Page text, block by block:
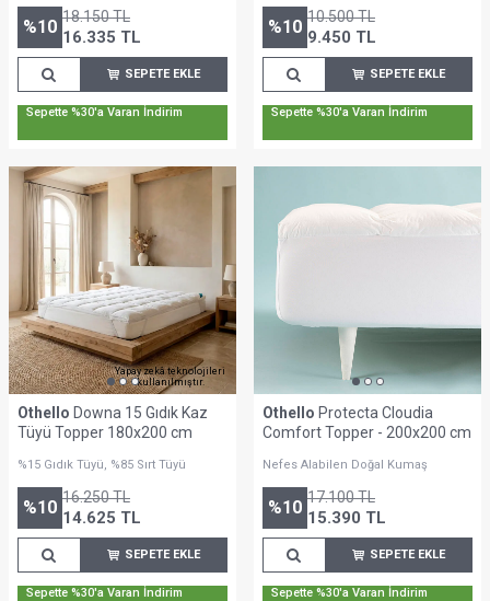
%10 18.150TL
16.335 TL
SEPETE EKLE
Sepette %30'a Varan İndirim
%10 10.500TL
9.450 TL
SEPETE EKLE
Sepette %30'a Varan İndirim
Yapay zekâ teknolojileri
kullanılmıştır.
Othello Downa 15 Gıdık Kaz
Tüyü Topper 180x200 cm
%15 Gıdık Tüyü, %85 Sırt Tüyü
%10 16.250TL
14.625 TL
SEPETE EKLE
Sepette %30'a Varan İndirim
Othello Protecta Cloudia
Comfort Topper - 200x200 cm
Nefes Alabilen Doğal Kumaş
%10 17.100TL
15.390 TL
SEPETE EKLE
Sepette %30'a Varan İndirim